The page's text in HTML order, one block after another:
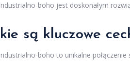
boho jest doskonałym
są kluczowe
boho to unikalne